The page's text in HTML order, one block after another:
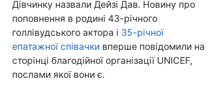
Дівчинку назвали Дейзі Дав. Новину про
поповнення в родині 43-річного
голлівудського актора і 35-річної
епатажної співачки вперше повідомили на
сторінці благодійної організації UNICEF,
послами якої вони є.